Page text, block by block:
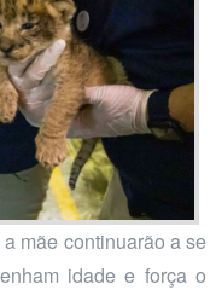
mãe continuarão a se
idade e força o